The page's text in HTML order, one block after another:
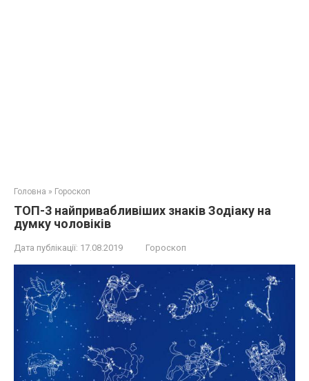
Головна » Гороскоп
ТОП-3 найпривабливіших знаків Зодіаку на
думку чоловіків
Дата публікації: 17.08.2019 Гороскоп